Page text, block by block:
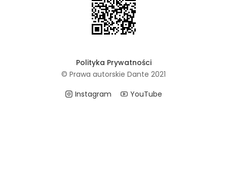
Polityka Prywatności
© Prawa autorskie Dante 2021
Instagram
YouTube